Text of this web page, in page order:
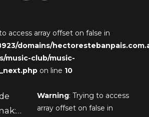
access array offset on false in
domains/
music-club/music-
on line 10
Warning: Trying to access
array offset on false in